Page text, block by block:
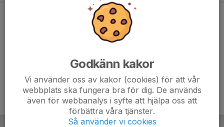
Godkänn kakor
Vi använder oss av kakor (cookies) för att vår
webbplats ska fungera bra för dig. De används
även för webbanalys i syfte att hjälpa oss att
förbättra våra tjänster.
Så använder vi cookies